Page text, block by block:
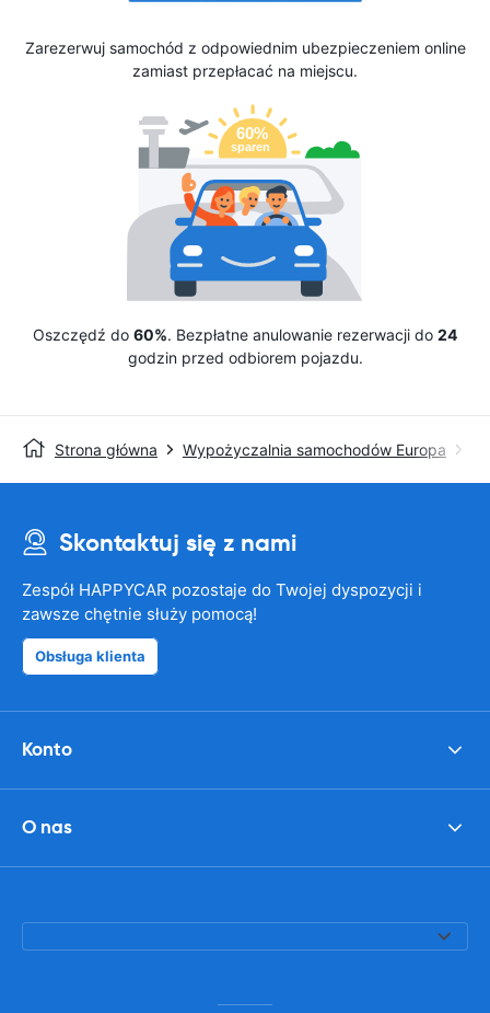
Zarezerwuj samochód z odpowiednim ubezpieczeniem online
zamiast przepłacać na miejscu.
Oszczędź do 60%. Bezpłatne anulowanie rezerwacji do 24
godzin przed odbiorem pojazdu.
Strona główna Wypożyczalnia samochodów Europa
Skontaktuj się z nami
Zespół HAPPYCAR pozostaje do Twojej dyspozycji i
zawsze chętnie służy pomocą!
Obsługa klienta
Konto
O nas